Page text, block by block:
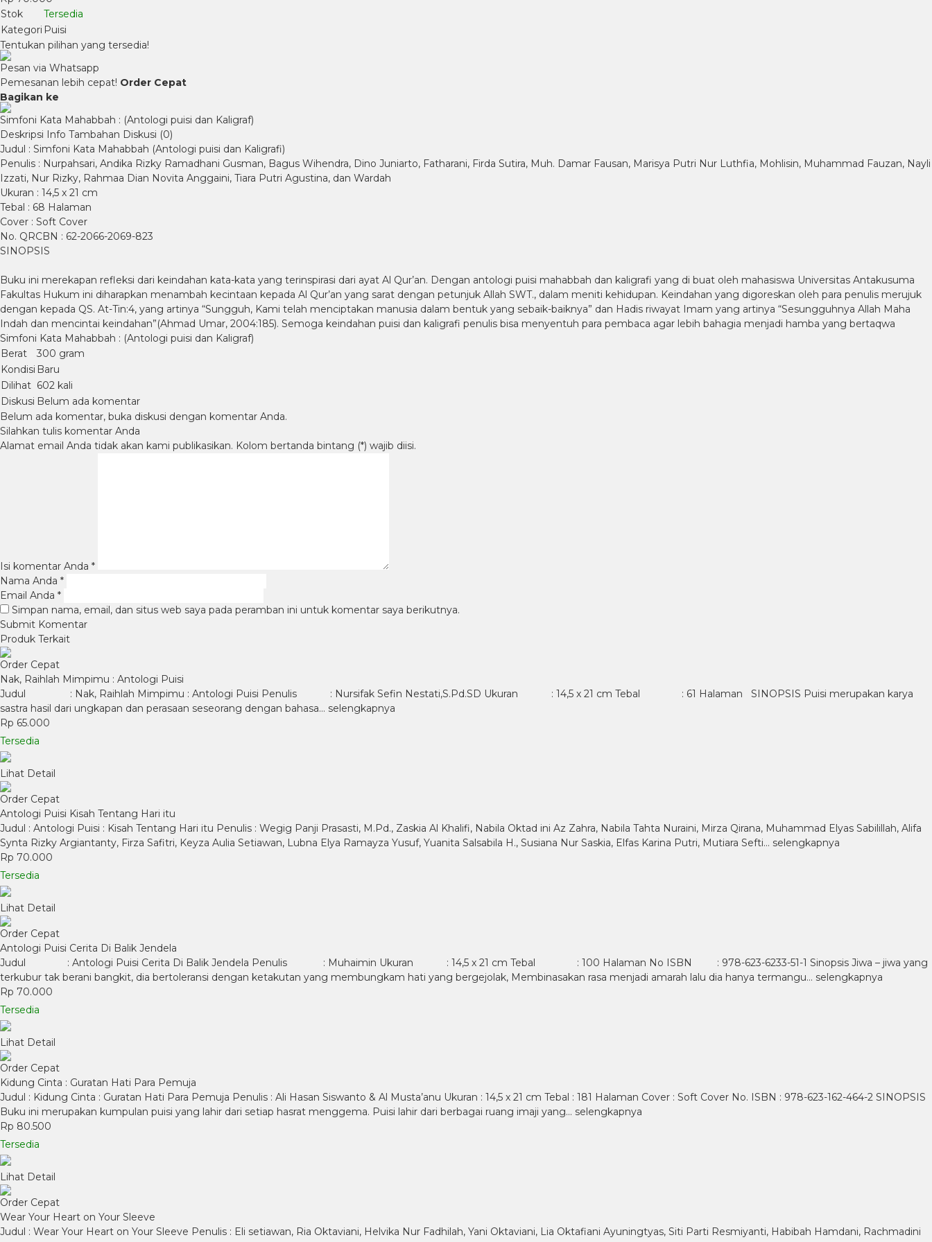
Stok
Tersedia
Kategori Puisi
Tentukan pilihan yang tersedia!
Pesan via Whatsapp
Pemesanan lebih cepat! Order Cepat
Bagikan ke
Simfoni Kata Mahabbah : (Antologi puisi dan Kaligraf)
Deskripsi Info Tambahan Diskusi (0)
Judul : Simfoni Kata Mahabbah (Antologi puisi dan Kaligrafi)
Penulis : Nurpahsari, Andika Rizky Ramadhani Gusman, Bagus Wihendra, Dino Juniarto, Fatharani, Firda Sutira, Muh. Damar Fausan, Marisya Putri Nur Luthfia, Mohlisin, Muhammad Fauzan, Nayli
Izzati, Nur Rizky, Rahmaa Dian Novita Anggaini, Tiara Putri Agustina, dan Wardah
Ukuran : 14,5 x 21 cm
Tebal : 68 Halaman
Cover : Soft Cover
No. QRCBN : 62-2066-2069-823
SINOPSIS
Buku ini merekapan refleksi dari keindahan kata-kata yang terinspirasi dari ayat Al Qur’an. Dengan antologi puisi mahabbah dan kaligrafi yang di buat oleh mahasiswa Universitas Antakusuma
Fakultas Hukum ini diharapkan menambah kecintaan kepada Al Qur’an yang sarat dengan petunjuk Allah SWT., dalam meniti kehidupan. Keindahan yang digoreskan oleh para penulis merujuk
dengan kepada QS. At-Tin:4, yang artinya “Sungguh, Kami telah menciptakan manusia dalam bentuk yang sebaik-baiknya” dan Hadis riwayat Imam yang artinya “Sesungguhnya Allah Maha
Indah dan mencintai keindahan”(Ahmad Umar, 2004:185). Semoga keindahan puisi dan kaligrafi penulis bisa menyentuh para pembaca agar lebih bahagia menjadi hamba yang bertaqwa
Simfoni Kata Mahabbah : (Antologi puisi dan Kaligraf)
Berat
300 gram
Kondisi Baru
Dilihat 602 kali
Diskusi Belum ada komentar
Belum ada komentar, buka diskusi dengan komentar Anda.
Silahkan tulis komentar Anda
Alamat email Anda tidak akan kami publikasikan. Kolom bertanda bintang (*) wajib diisi.
Isi komentar Anda *
Nama Anda *
Email Anda *
Simpan nama, email, dan situs web saya pada peramban ini untuk komentar saya berikutnya.
Produk Terkait
Order Cepat
Nak, Raihlah Mimpimu : Antologi Puisi
Judul : Nak, Raihlah Mimpimu : Antologi Puisi Penulis : Nursifak Sefin Nestati,S.Pd.SD Ukuran : 14,5 x 21 cm Tebal : 61 Halaman SINOPSIS Puisi merupakan karya
sastra hasil dari ungkapan dan perasaan seseorang dengan bahasa… selengkapnya
Rp 65.000
Tersedia
Lihat Detail
Order Cepat
Antologi Puisi Kisah Tentang Hari itu
Judul : Antologi Puisi : Kisah Tentang Hari itu Penulis : Wegig Panji Prasasti, M.Pd., Zaskia Al Khalifi, Nabila Oktad ini Az Zahra, Nabila Tahta Nuraini, Mirza Qirana, Muhammad Elyas Sabilillah, Alifa
Synta Rizky Argiantanty, Firza Safitri, Keyza Aulia Setiawan, Lubna Elya Ramayza Yusuf, Yuanita Salsabila H., Susiana Nur Saskia, Elfas Karina Putri, Mutiara Sefti… selengkapnya
Rp 70.000
Tersedia
Lihat Detail
Order Cepat
Antologi Puisi Cerita Di Balik Jendela
Judul : Antologi Puisi Cerita Di Balik Jendela Penulis : Muhaimin Ukuran : 14,5 x 21 cm Tebal : 100 Halaman No ISBN : 978-623-6233-51-1 Sinopsis Jiwa – jiwa yang
terkubur tak berani bangkit, dia bertoleransi dengan ketakutan yang membungkam hati yang bergejolak, Membinasakan rasa menjadi amarah lalu dia hanya termangu… selengkapnya
Rp 70.000
Tersedia
Lihat Detail
Order Cepat
Kidung Cinta : Guratan Hati Para Pemuja
Judul : Kidung Cinta : Guratan Hati Para Pemuja Penulis : Ali Hasan Siswanto & Al Musta’anu Ukuran : 14,5 x 21 cm Tebal : 181 Halaman Cover : Soft Cover No. ISBN : 978-623-162-464-2 SINOPSIS
Buku ini merupakan kumpulan puisi yang lahir dari setiap hasrat menggema. Puisi lahir dari berbagai ruang imaji yang… selengkapnya
Rp 80.500
Tersedia
Lihat Detail
Order Cepat
Wear Your Heart on Your Sleeve
Judul : Wear Your Heart on Your Sleeve Penulis : Eli setiawan, Ria Oktaviani, Helvika Nur Fadhilah, Yani Oktaviani, Lia Oktafiani Ayuningtyas, Siti Parti Resmiyanti, Habibah Hamdani, Rachmadini